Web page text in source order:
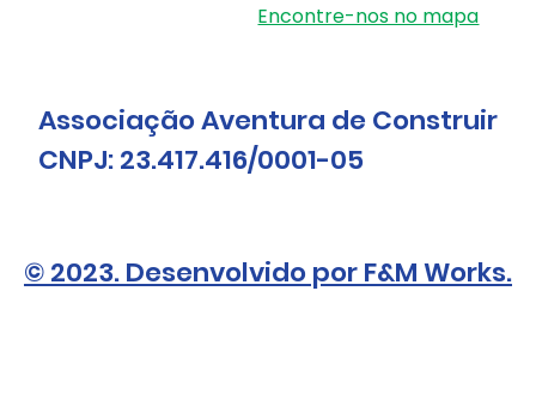
Encontre-nos no mapa
© 2023. Desenvolvido por F&M Works.
Associação Aventura de Construir
CNPJ: 23.417.416/0001-05